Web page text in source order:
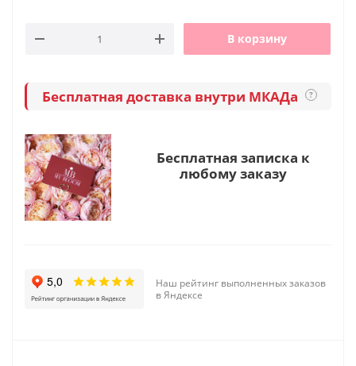
В корзину
Бесплатная доставка внутри МКАДа ?
Бесплатная записка к
любому заказу
Наш рейтинг выполненных заказов
в Яндексе